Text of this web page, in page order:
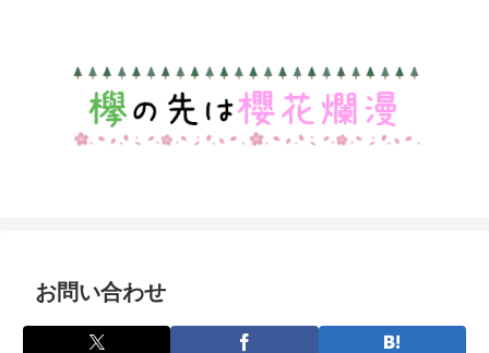
お問い合わせ